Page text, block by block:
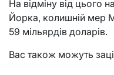
На відміну від цього
Йорка, колишній мер
59 мільярдів доларів.
Вас також можуть